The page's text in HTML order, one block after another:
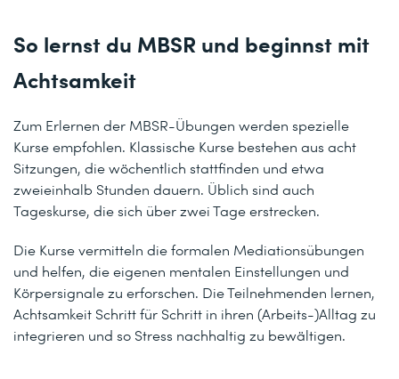
So lernst du MBSR und beginnst mit
Achtsamkeit
Zum Erlernen der MBSR-Übungen werden spezielle
Kurse empfohlen. Klassische Kurse bestehen aus acht
Sitzungen, die wöchentlich stattfinden und etwa
zweieinhalb Stunden dauern. Üblich sind auch
Tageskurse, die sich über zwei Tage erstrecken.
Die Kurse vermitteln die formalen Mediationsübungen
und helfen, die eigenen mentalen Einstellungen und
Körpersignale zu erforschen. Die Teilnehmenden lernen,
Achtsamkeit Schritt für Schritt in ihren (Arbeits-)Alltag zu
integrieren und so Stress nachhaltig zu bewältigen.